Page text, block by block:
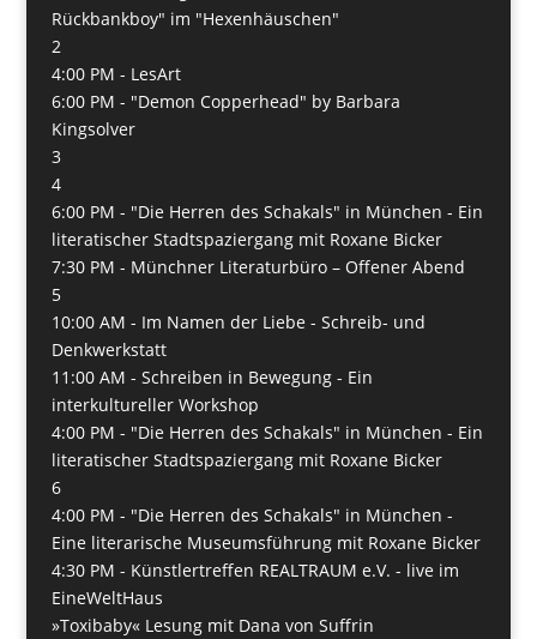
Rückbankboy" im "Hexenhäuschen"
2
4:00 PM - LesArt
6:00 PM - "Demon Copperhead" by Barbara
Kingsolver
3
4
6:00 PM - "Die Herren des Schakals" in München - Ein
literatischer Stadtspaziergang mit Roxane Bicker
7:30 PM - Münchner Literaturbüro – Offener Abend
5
10:00 AM - Im Namen der Liebe - Schreib- und
Denkwerkstatt
11:00 AM - Schreiben in Bewegung - Ein
interkultureller Workshop
4:00 PM - "Die Herren des Schakals" in München - Ein
literatischer Stadtspaziergang mit Roxane Bicker
6
4:00 PM - "Die Herren des Schakals" in München -
Eine literarische Museumsführung mit Roxane Bicker
4:30 PM - Künstlertreffen REALTRAUM e.V. - live im
EineWeltHaus
»Toxibaby« Lesung mit Dana von Suffrin